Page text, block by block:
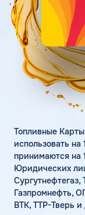
Статьи
Цена бензина и ДТ
Личный
Карта
Топливные
использовать
принимаются на
Юридических
Газпромнефть,
ВТК, ТТР-Тверь и